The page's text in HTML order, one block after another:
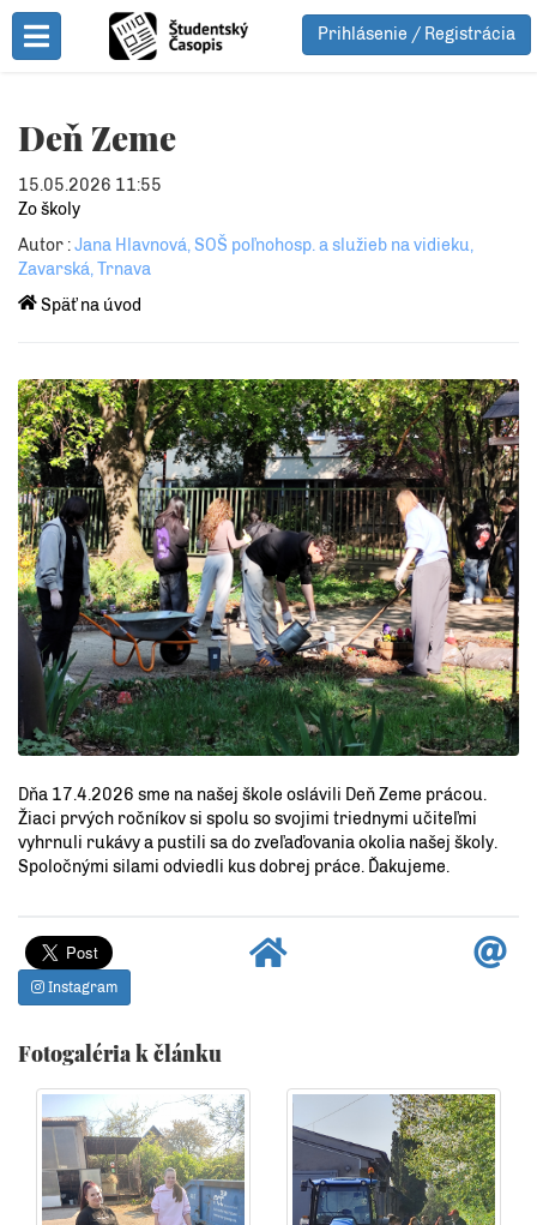
Toggle Menu
Prihlásenie / Registrácia
Deň Zeme
15.05.2026 11:55
Zo školy
Autor :Jana Hlavnová, SOŠ poľnohosp. a služieb na vidieku,
Zavarská, Trnava
Späť na úvod
Dňa 17.4.2026 sme na našej škole oslávili Deň Zeme prácou.
Žiaci prvých ročníkov si spolu so svojimi triednymi učiteľmi
vyhrnuli rukávy a pustili sa do zveľaďovania okolia našej školy.
Spoločnými silami odviedli kus dobrej práce. Ďakujeme.
Instagram
Fotogaléria k článku